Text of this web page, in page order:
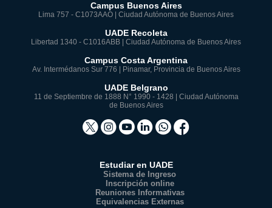
Campus Buenos Aires
Lima 757 - C1073AAO | Ciudad Autónoma de Buenos Aires
UADE Recoleta
Libertad 1340 - C1016ABB | Ciudad Autónoma de Buenos Aires
Campus Costa Argentina
Av. Intermédanos Sur 776 | Pinamar, Provincia de Buenos Aires
UADE Belgrano
11 de Septiembre de 1888 N° 1990 - 1428 | Ciudad Autónoma
de Buenos Aires
Estudiar en UADE
Sistema de Ingreso
Inscripción online
Reuniones Informativas
Equivalencias Externas